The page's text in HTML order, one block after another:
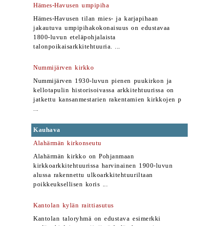
Hämes-Havusen umpipiha
Hämes-Havusen tilan mies- ja karjapihaan
jakautuva umpipihakokonaisuus on edustavaa
1800-luvun eteläpohjalaista
talonpoikaisarkkitehtuuria. ...
Nummijärven kirkko
Nummijärven 1930-luvun pienen puukirkon ja
kellotapulin historisoivassa arkkitehtuurissa on
jatkettu kansanmestarien rakentamien kirkkojen p
...
Kauhava
Alahärmän kirkonseutu
Alahärmän kirkko on Pohjanmaan
kirkkoarkkitehtuurissa harvinainen 1900-luvun
alussa rakennettu ulkoarkkitehtuuriltaan
poikkeuksellisen koris ...
Kantolan kylän raittiasutus
Kantolan taloryhmä on edustava esimerkki